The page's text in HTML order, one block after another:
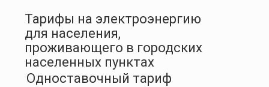
Тарифы на электроэнергию
для населения,
проживающего в городских
населенных пунктах
Одноставочный тариф